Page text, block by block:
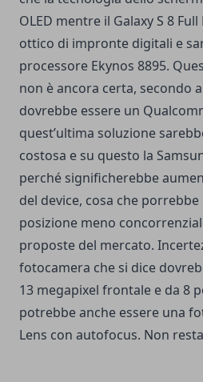
OLED mentre il Galaxy S 8
ottico di impronte digitali e
processore Ekynos 8895.
non è ancora certa, secondo
dovrebbe essere un
quest’ultima soluzione
costosa e su questo la
perché significherebbe
del device, cosa che porrebbe
posizione meno
proposte del mercato.
fotocamera che si dice
13 megapixel frontale e da 8
potrebbe anche essere una
Lens con autofocus. Non